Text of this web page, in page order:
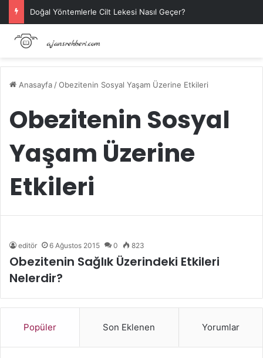
Doğal Yöntemlerle Cilt Lekesi Nasıl Geçer?
Anasayfa /Obezitenin Sosyal Yaşam Üzerine Etkileri
Obezitenin Sosyal
Yaşam Üzerine
Etkileri
editör 6 Ağustos 2015 0 823
Obezitenin Sağlık Üzerindeki Etkileri
Nelerdir?
Popüler Son Eklenen Yorumlar